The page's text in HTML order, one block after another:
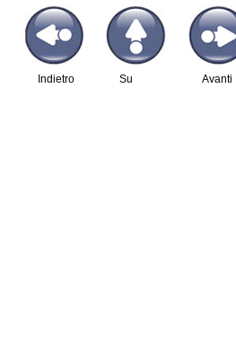
Su
Indietro Avanti